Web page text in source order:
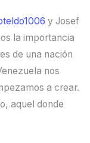
y Josef
la importancia
de una nación
nos
a crear.
aquel donde